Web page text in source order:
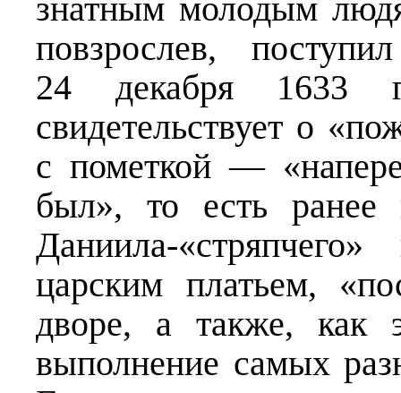
знатным молодым
повзрослев,
24 декабря 1633
свидетельствует о
с пометкой —
был», то есть ранее
Даниила-
царским платьем,
дворе, а также, как
выполнение самых